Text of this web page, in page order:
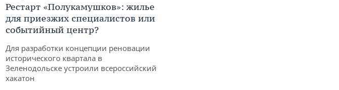
Рестарт «Полукамушков»: жилье
для приезжих специалистов или
событийный центр?
Для разработки концепции реновации
исторического квартала в
Зеленодольске устроили всероссийский
хакатон